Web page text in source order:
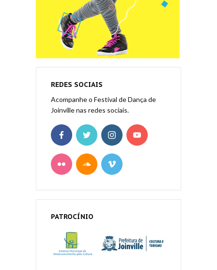
REDES SOCIAIS
Acompanhe o Festival de Dança de
Joinville nas redes sociais.
PATROCÍNIO